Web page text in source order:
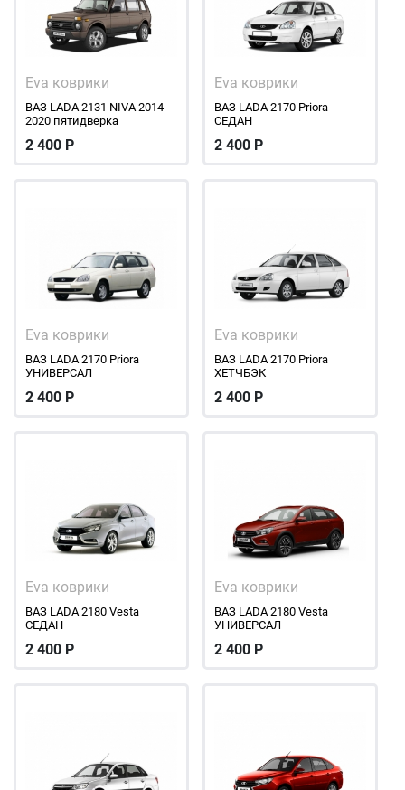
Eva коврики
ВАЗ LADA 2131 NIVA 2014-
2020 пятидверка
2 400 Р
Eva коврики
ВАЗ LADA 2170 Priora
СЕДАН
2 400 Р
Eva коврики
ВАЗ LADA 2170 Priora
УНИВЕРСАЛ
2 400 Р
Eva коврики
ВАЗ LADA 2170 Priora
ХЕТЧБЭК
2 400 Р
Eva коврики
ВАЗ LADA 2180 Vesta
СЕДАН
2 400 Р
Eva коврики
ВАЗ LADA 2180 Vesta
УНИВЕРСАЛ
2 400 Р